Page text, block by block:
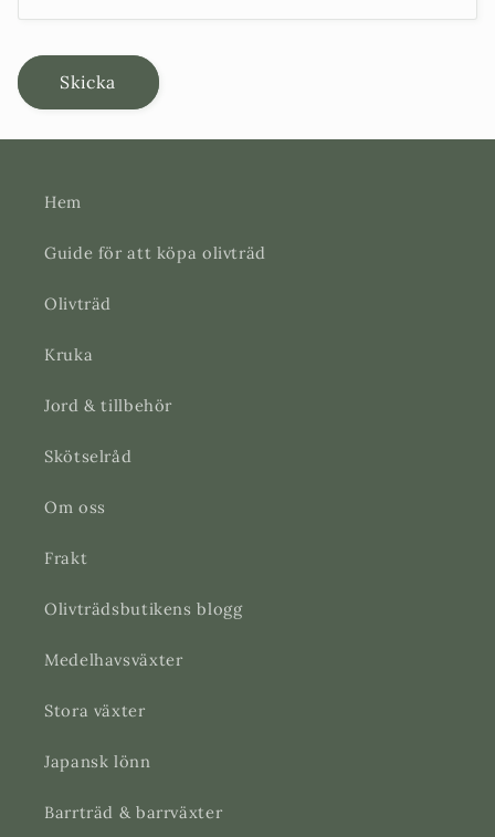
u
ä
r
Skicka
Hem
Guide för att köpa olivträd
Olivträd
Kruka
Jord & tillbehör
Skötselråd
Om oss
Frakt
Olivträdsbutikens blogg
Medelhavsväxter
Stora växter
Japansk lönn
Barrträd & barrväxter